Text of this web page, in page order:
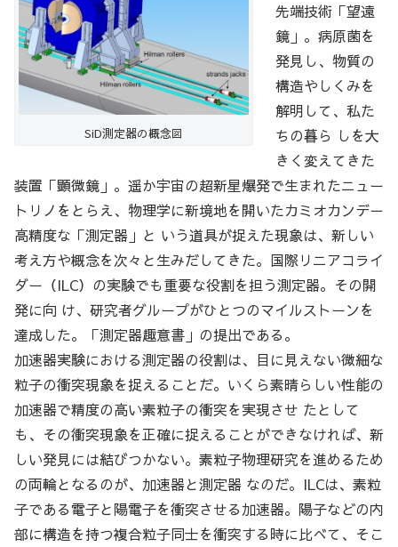
SiD測定器の概念図
先端技術「望遠
鏡」。病原菌を
発見し、物質の
構造やしくみを
解明して、私た
ちの暮ら しを大
きく変えてきた
装置「顕微鏡」。遥か宇宙の超新星爆発で生まれたニュー
トリノをとらえ、物理学に新境地を開いたカミオカンデ－
高精度な「測定器」と いう道具が捉えた現象は、新しい
考え方や概念を次々と生みだしてきた。国際リニアコライ
ダー（ILC）の実験でも重要な役割を担う測定器。その開
発に向 け、研究者グループがひとつのマイルストーンを
達成した。「測定器趣意書」の提出である。
加速器実験における測定器の役割は、目に見えない微細な
粒子の衝突現象を捉えることだ。いくら素晴らしい性能の
加速器で精度の高い素粒子の衝突を実現させ たとして
も、その衝突現象を正確に捉えることができなければ、新
しい発見には結びつかない。素粒子物理研究を進めるため
の両輪となるのが、加速器と測定器 なのだ。ILCは、素粒
子である電子と陽電子を衝突させる加速器。陽子などの内
部に構造を持つ複合粒子同士を衝突する時に比べて、そこ